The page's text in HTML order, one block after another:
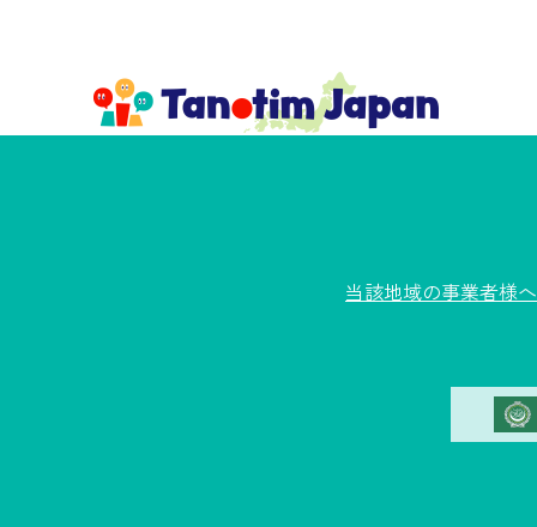
当該地域の事業者様へ